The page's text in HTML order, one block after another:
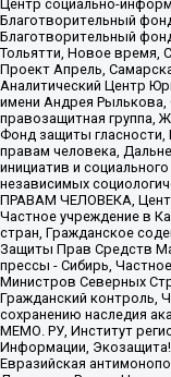
Центр социально-
Благотворительный
Благотворительный
Тольятти, Новое время,
Проект Апрель,
Аналитический Центр
имени Андрея
правозащитная группа,
Фонд защиты гласности,
правам человека,
инициатив и
независимых
ПРАВАМ ЧЕЛОВЕКА,
Частное учреждение в
стран, Гражданское
Защиты Прав Средств
прессы - Сибирь,
Министров Северных
Гражданский контроль,
сохранению наследия
МЕМО. РУ, Институт
Информации,
Евразийская